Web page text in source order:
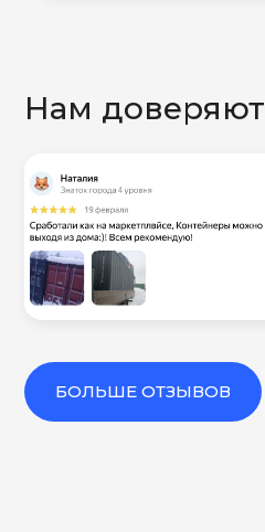
Нам доверяют
БОЛЬШЕ ОТЗЫВОВ